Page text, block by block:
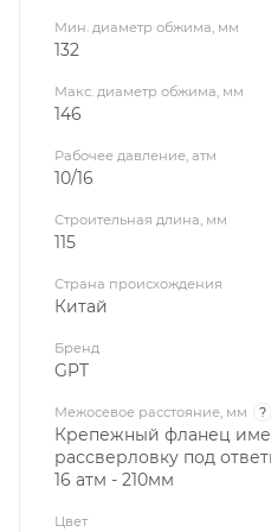
Мин. диаметр обжима, мм
132
Макс. диаметр обжима, мм
146
Рабочее давление, атм
10/16
Строительная длина, мм
115
Страна происхождения
Китай
Бренд
GPT
Межосевое расстояние, мм ?
Крепежный фланец
рассверловку под
16 атм - 210мм
Цвет